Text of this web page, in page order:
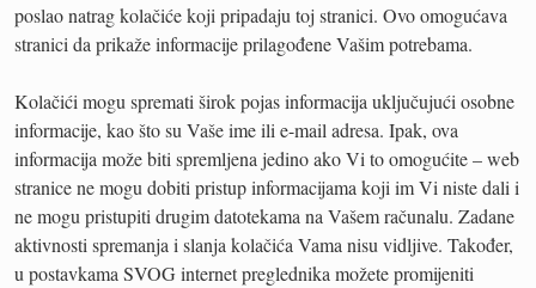
poslao natrag kolačiće koji pripadaju toj stranici. Ovo omogućava
stranici da prikaže informacije prilagođene Vašim potrebama.
Kolačići mogu spremati širok pojas informacija uključujući osobne
informacije, kao što su Vaše ime ili e-mail adresa. Ipak, ova
informacija može biti spremljena jedino ako Vi to omogućite – web
stranice ne mogu dobiti pristup informacijama koji im Vi niste dali i
ne mogu pristupiti drugim datotekama na Vašem računalu. Zadane
aktivnosti spremanja i slanja kolačića Vama nisu vidljive. Također,
u postavkama SVOG internet preglednika možete promijeniti